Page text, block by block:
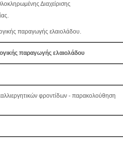
Διαχείρισης
παραγωγής ελαιολάδου.
παραγωγής ελαιολάδου
φροντίδων - παρακολούθηση